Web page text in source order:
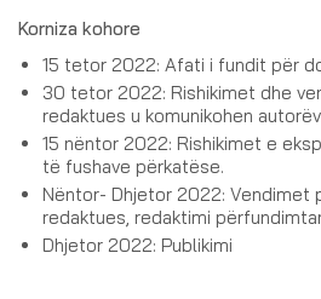
Korniza kohore
15 tetor 2022: Afati i fundit për
30 tetor 2022: Rishikimet dhe
redaktues u komunikohen
15 nëntor 2022: Rishikimet e
të fushave përkatëse.
Nëntor- Dhjetor 2022: Vendimet
redaktues, redaktimi
Dhjetor 2022: Publikimi